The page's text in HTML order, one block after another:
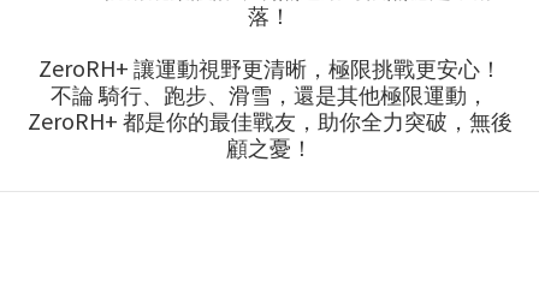
落！
ZeroRH+ 讓運動視野更清晰，極限挑戰更安心！
不論 騎行、跑步、滑雪，還是其他極限運動，
ZeroRH+ 都是你的最佳戰友，助你全力突破，無後
顧之憂！